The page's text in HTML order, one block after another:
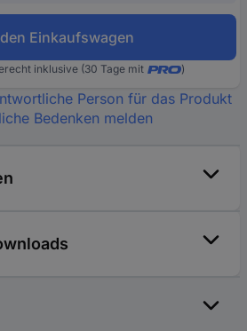
Einkaufswagen
inklusive (30 Tage mit )
Person für das Produkt
Bedenken melden